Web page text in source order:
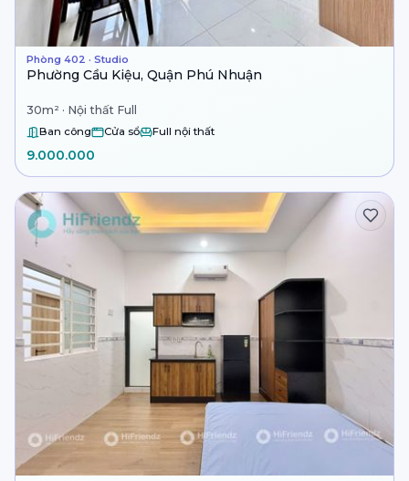
Phòng 402 · Studio
Phường Cầu Kiệu, Quận Phú Nhuận
30m² · Nội thất Full
Ban công Cửa sổ Full nội thất
9.000.000